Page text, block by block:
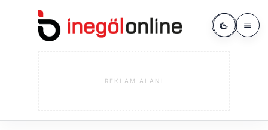
REKLAM ALANI